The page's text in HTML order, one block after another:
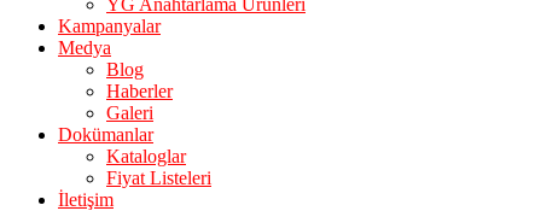
YG Anahtarlama Ürünleri
Kampanyalar
Medya
Blog
Haberler
Galeri
Dokümanlar
Kataloglar
Fiyat Listeleri
İletişim